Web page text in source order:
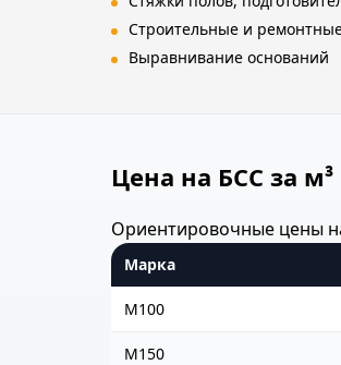
Строительные и
Выравнивание оснований
Цена на БСС за м³
Ориентировочные цены
Марка
М100
М150